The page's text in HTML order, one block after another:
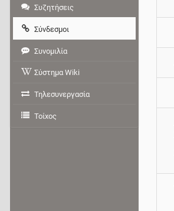
Συζητήσεις
Σύνδεσμοι
Συνομιλία
Σύστημα Wiki
Τηλεσυνεργασία
Τοίχος